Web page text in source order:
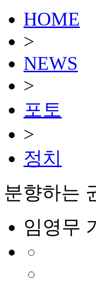
HOME
>
NEWS
>
포토
>
정치
분향하는
임영무